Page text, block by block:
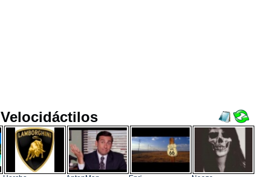
Velocidáctilos